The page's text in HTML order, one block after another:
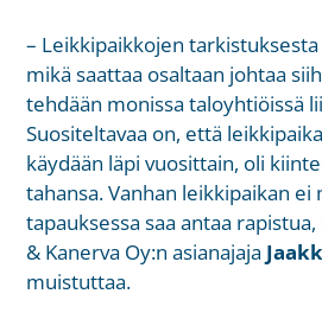
– Leikkipaikkojen
mikä saattaa osaltaan johtaa
tehdään monissa taloyhtiöissä
Suositeltavaa on, että
käydään läpi vuosittain, oli
tahansa. Vanhan leikkipaikan ei
tapauksessa saa antaa
& Kanerva Oy:n asianajaja
muistuttaa.